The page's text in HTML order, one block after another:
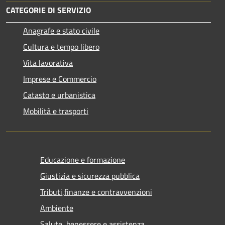
CATEGORIE DI SERVIZIO
Anagrafe e stato civile
Cultura e tempo libero
Vita lavorativa
Imprese e Commercio
Catasto e urbanistica
Mobilità e trasporti
Educazione e formazione
Giustizia e sicurezza pubblica
Tributi,finanze e contravvenzioni
Ambiente